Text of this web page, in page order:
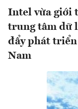
Intel vừa giới
trung tâm dữ
đẩy phát
Nam